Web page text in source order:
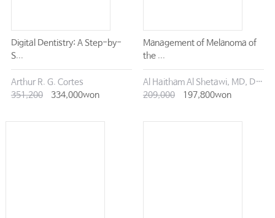
Digital Dentistry: A Step-by-
S...
Arthur R. G. Cortes
351,200
334,000won
Management of Melanoma of
the ...
Al Haitham Al Shetawi, MD, DMD
209,000
197,800won